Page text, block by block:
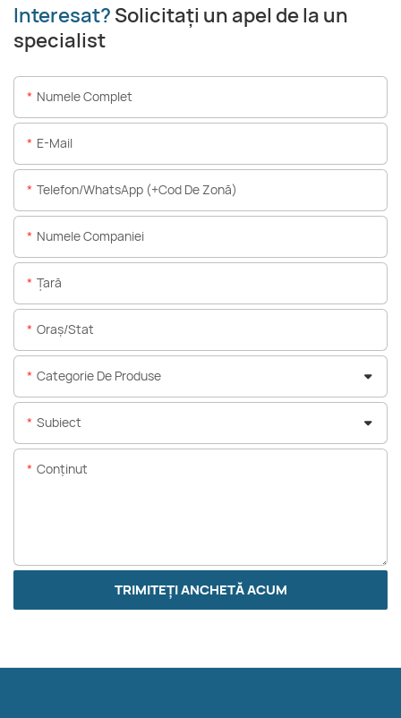
Interesat? Solicitați un apel de la un
specialist
Numele Complet
E-Mail
Telefon/WhatsApp (+Cod De Zonă)
Numele Companiei
Ţară
Oraș/stat
Categorie De Produse
Subiect
Conţinut
TRIMITEȚI ANCHETĂ ACUM